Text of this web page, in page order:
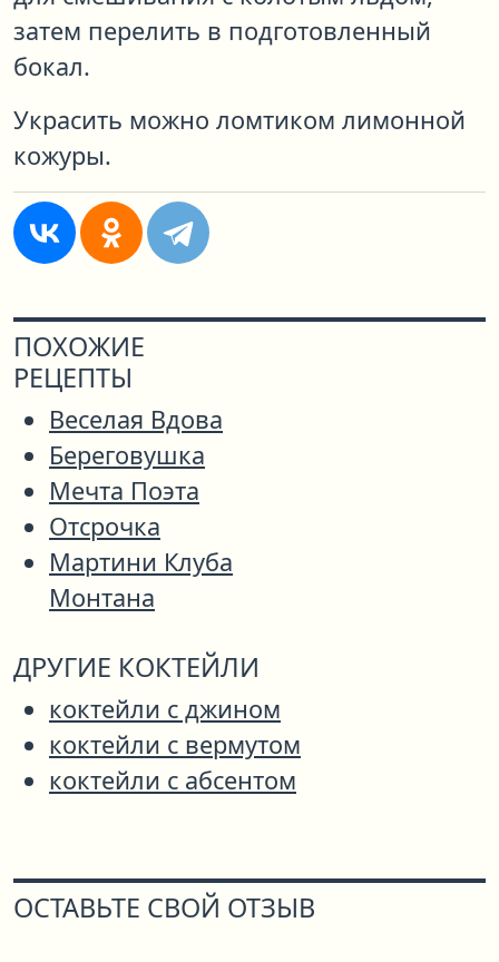
затем перелить в подготовленный
бокал.
Украсить можно ломтиком лимонной
кожуры.
ПОХОЖИЕ
РЕЦЕПТЫ
Веселая Вдова
Береговушка
Мечта Поэта
Отсрочка
Мартини Клуба
Монтана
ДРУГИЕ КОКТЕЙЛИ
коктейли с джином
коктейли с вермутом
коктейли с абсентом
ОСТАВЬТЕ СВОЙ ОТЗЫВ